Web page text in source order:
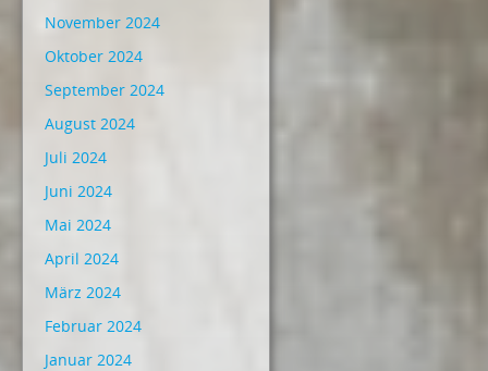
November 2024
Oktober 2024
September 2024
August 2024
Juli 2024
Juni 2024
Mai 2024
April 2024
März 2024
Februar 2024
Januar 2024